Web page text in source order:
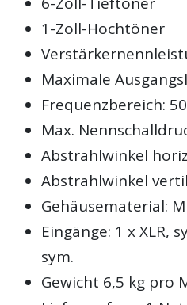
1-Zoll-Hochtöner
Maximale
Frequenzbereich:
Max.
Abstrahlwinkel
Abstrahlwinkel
Gehäusematerial:
Eingänge: 1 x XLR,
sym.
Gewicht 6,5 kg pro